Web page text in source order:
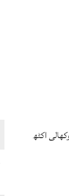
اکٹھ